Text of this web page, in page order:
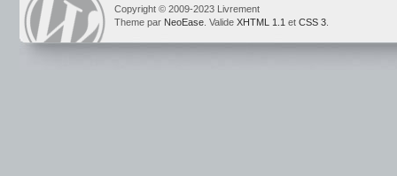
Copyright © 2009-2023 Livrement
Theme par NeoEase . Valide XHTML 1.1 et CSS 3